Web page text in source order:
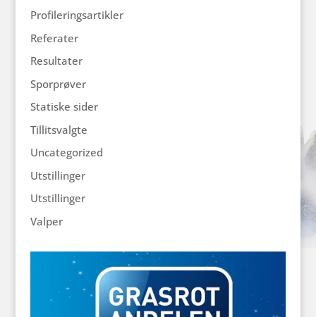
Profileringsartikler
Referater
Resultater
Sporprøver
Statiske sider
Tillitsvalgte
Uncategorized
Utstillinger
Utstillinger
Valper